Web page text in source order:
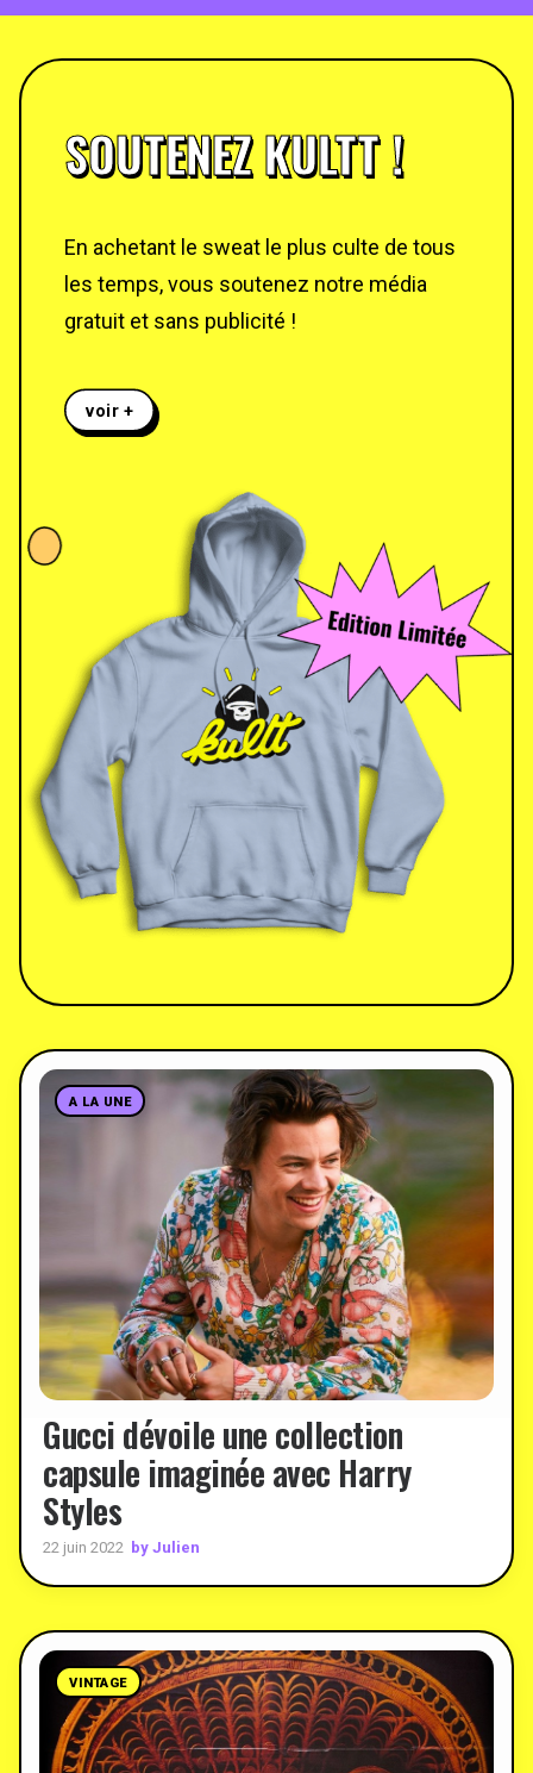
SOUTENEZ KULTT !
En achetant le sweat le plus culte de tous
les temps, vous soutenez notre média
gratuit et sans publicité !
voir +
A LA UNE
Gucci dévoile une collection
capsule imaginée avec Harry
Styles
22 juin 2022 by Julien
VINTAGE